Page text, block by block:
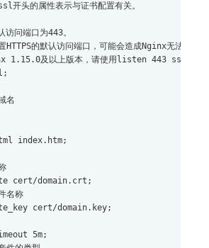
开头的属性表示与证书配置有关。
访问端口为443。
HTTPS的默认访问端口，可能会造成Nginx无法启动
1.15.0及以上版本，请使用listen 443 ssl代
名
index.htm;
cert/domain.crt;
名称
cert/domain.key;
5m;